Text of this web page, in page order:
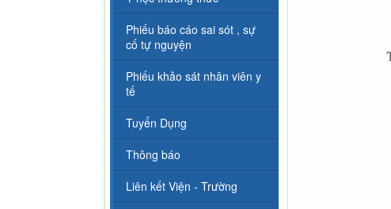
Phiếu báo cáo sai sót , sự
cố tự nguyện
Phiếu khảo sát nhân viên y
tế
Tuyển Dụng
Thông báo
Liên kết Viện - Trường